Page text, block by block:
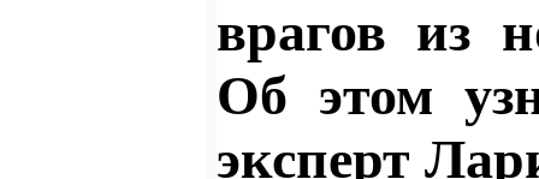
врагов из
Об этом
эксперт